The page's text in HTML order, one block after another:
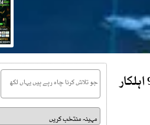
زیارت، پولیس چوکی پر مسلح افراد کا حملہ، 9 اہلکار